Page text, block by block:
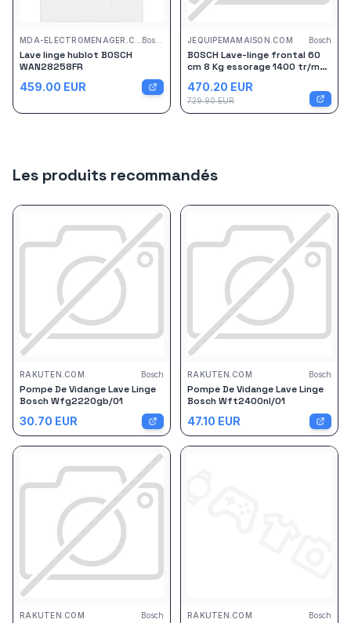
Lave linge hublot BOSCH
WAN28258FR
459.00 EUR
JEQUIPEMAMAISON.COM Bosch
BOSCH Lave-linge frontal 60
cm 8 Kg essorage 1400 tr/mn
470.20 EUR
729.90 EUR
Les produits recommandés
RAKUTEN.COM Bosch
Pompe De Vidange Lave Linge
Bosch Wfg2220gb/01
30.70 EUR
RAKUTEN.COM Bosch
Pompe De Vidange Lave Linge
Bosch Wft2400nl/01
47.10 EUR
RAKUTEN.COM Bosch RAKUTEN.COM Bosch